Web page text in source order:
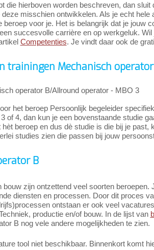
die hierboven worden beschreven, dan sluit
misschien ontwikkelen. Als je echt
voor je. Het is belangrijk dat je jouw
succesvolle carrière en op werkgeluk.
Competenties. Je vindt daar ook de
trainingen Mechanisch
operator B/Allround operator - MBO 3
het beroep Persoonlijk begeleider
of 4, dan kun je een bovenstaande studie
beroep en dus dè studie is die bij je past,
studies zien die passen bij jouw
B
bouw zijn ontzettend veel soorten
diensten en processen. Door dit proces
ontstaan er ook veel
productie en/of bouw. In de lijst van
B nog vele andere mogelijkheden te zien.
tool niet beschikbaar. Binnenkort komt